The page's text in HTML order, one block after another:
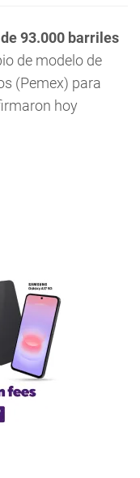
93.000 barriles
de modelo de
(Pemex) para
hoy